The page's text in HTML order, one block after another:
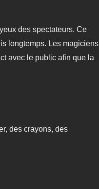
des spectateurs. Ce
longtemps. Les magiciens
avec le public afin que la
des crayons, des